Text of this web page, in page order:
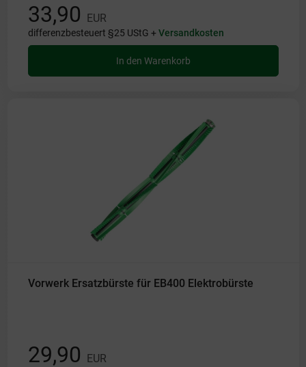
33,90 EUR
differenzbesteuert §25 UStG +Versandkosten
In den Warenkorb
Vorwerk Ersatzbürste für EB400 Elektrobürste
29,90 EUR